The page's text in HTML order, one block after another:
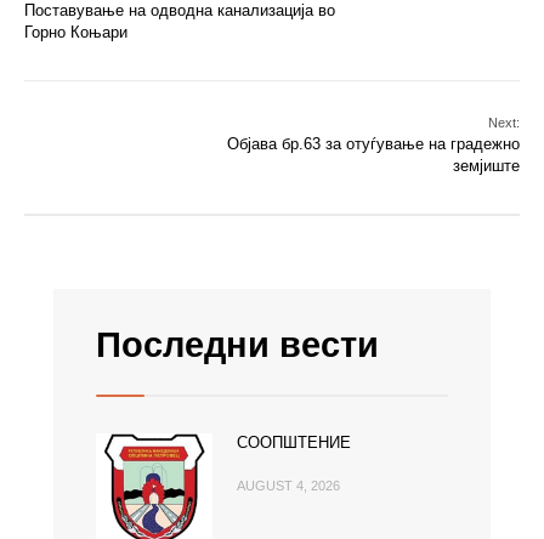
Поставување на одводна канализација во
Горно Коњари
Next:
Објава бр.63 за отуѓување на градежно
земјиште
Последни вести
СООПШТЕНИЕ
AUGUST 4, 2026